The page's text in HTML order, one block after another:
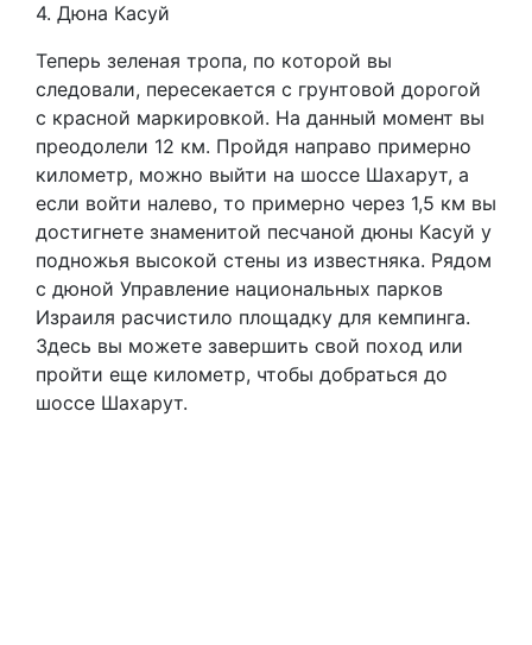
4. Дюна Касуй
Теперь зеленая тропа, по которой вы
следовали, пересекается с грунтовой дорогой
с красной маркировкой. На данный момент вы
преодолели 12 км. Пройдя направо примерно
километр, можно выйти на шоссе Шахарут, а
если войти налево, то примерно через 1,5 км вы
достигнете знаменитой песчаной дюны Касуй у
подножья высокой стены из известняка. Рядом
с дюной Управление национальных парков
Израиля расчистило площадку для кемпинга.
Здесь вы можете завершить свой поход или
пройти еще километр, чтобы добраться до
шоссе Шахарут.